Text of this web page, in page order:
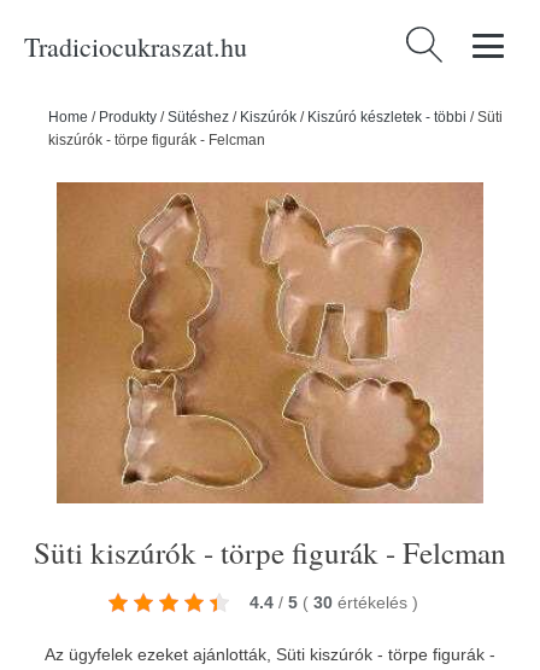
Tradiciocukraszat.hu Keresés:
Home / Produkty /Sütéshez / Kiszúrók / Kiszúró készletek - többi /Süti
kiszúrók - törpe figurák - Felcman
Süti kiszúrók - törpe figurák - Felcman
4.4 / 5 ( 30 értékelés )
Az ügyfelek ezeket ajánlották, Süti kiszúrók - törpe figurák -